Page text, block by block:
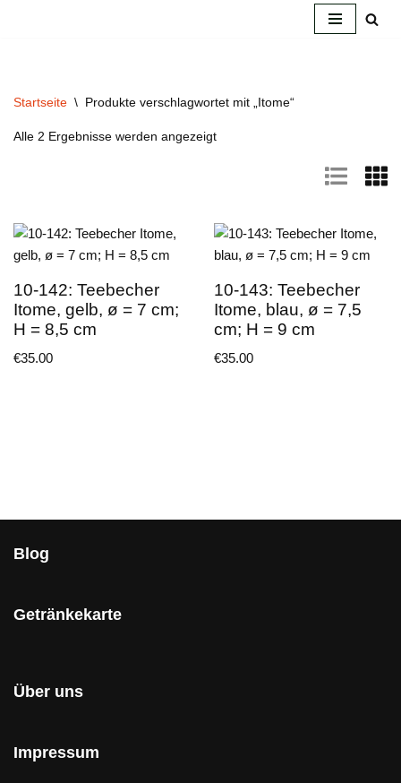
Startseite \ Produkte verschlagwortet mit „Itome“
Alle 2 Ergebnisse werden angezeigt
10-142: Teebecher
Itome, gelb, ø = 7 cm;
H = 8,5 cm
€35.00
10-143: Teebecher
Itome, blau, ø = 7,5
cm; H = 9 cm
€35.00
Blog
Getränkekarte
Über uns
Impressum